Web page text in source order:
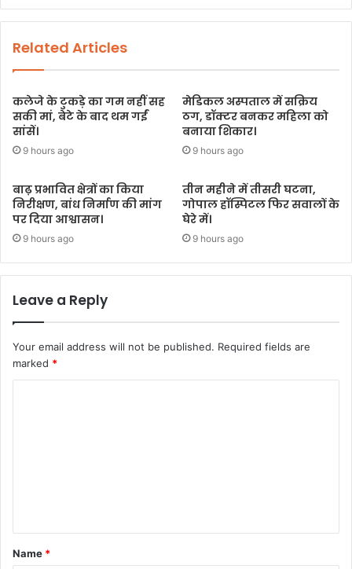
Related Articles
कलेजे के टुकड़े का गम नहीं सह
सकी मां, बेटे के बाद थम गईं
सांसें।
9 hours ago
मेडिकल अस्पताल में सक्रिय
ठग, डॉक्टर बनकर महिला को
बनाया शिकार।
9 hours ago
बाढ़ प्रभावित क्षेत्रों का किया
निरीक्षण, बांध निर्माण की मांग
पर दिया आश्वासन।
9 hours ago
तीन महीने में तीसरी घटना,
गोपाल हॉस्पिटल फिर सवालों के
घेरे में।
9 hours ago
Leave a Reply
Your email address will not be published. Required fields are
marked *
t
*
Name *